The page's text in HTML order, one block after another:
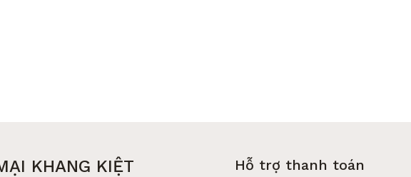
KHANG KIỆT Hỗ trợ thanh toán